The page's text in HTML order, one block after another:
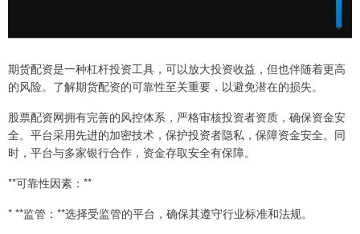
期货配资是一种杠杆投资工具，可以放大投资收益，但也伴随着更高
的风险。了解期货配资的可靠性至关重要，以避免潜在的损失。
股票配资网拥有完善的风控体系，严格审核投资者资质，确保资金安
全。平台采用先进的加密技术，保护投资者隐私，保障资金安全。同
时，平台与多家银行合作，资金存取安全有保障。
**可靠性因素：**
* **监管：**选择受监管的平台，确保其遵守行业标准和法规。